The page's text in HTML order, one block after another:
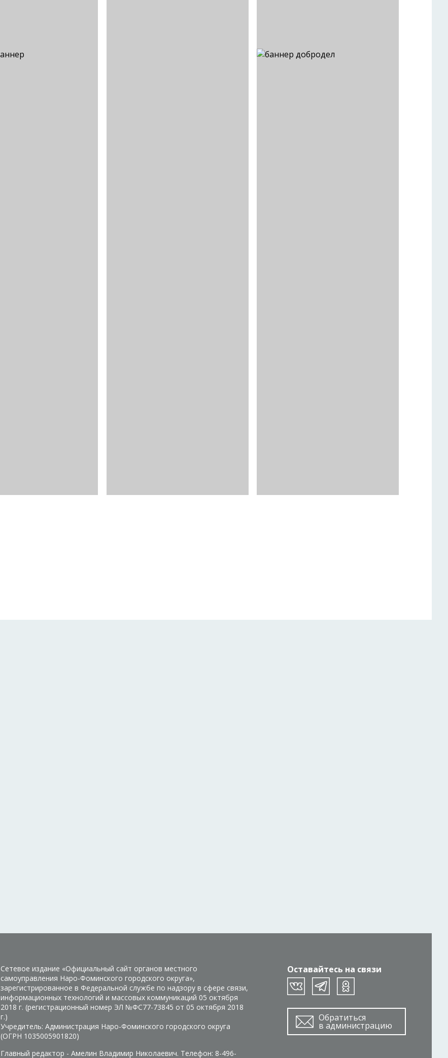
Оставайтесь на связи
Обратиться
в администрацию
Сетевое издание «Официальный сайт органов местного
самоуправления Наро-Фоминского городского округа»,
зарегистрированное в Федеральной службе по надзору в сфере связи,
информационных технологий и массовых коммуникаций 05 октября
2018 г. (регистрационный номер ЭЛ №ФС77-73845 от 05 октября 2018
г.)
Учредитель: Администрация Наро-Фоминского городского округа
(ОГРН 1035005901820)
Главный редактор - Амелин Владимир Николаевич. Телефон: 8-496-